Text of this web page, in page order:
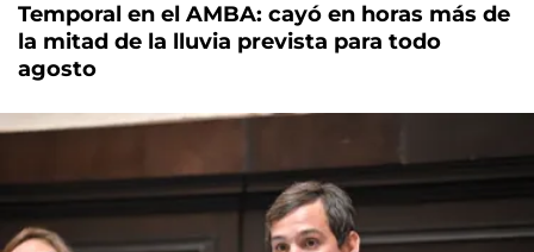
Temporal en el AMBA: cayó en horas más de
la mitad de la lluvia prevista para todo
agosto